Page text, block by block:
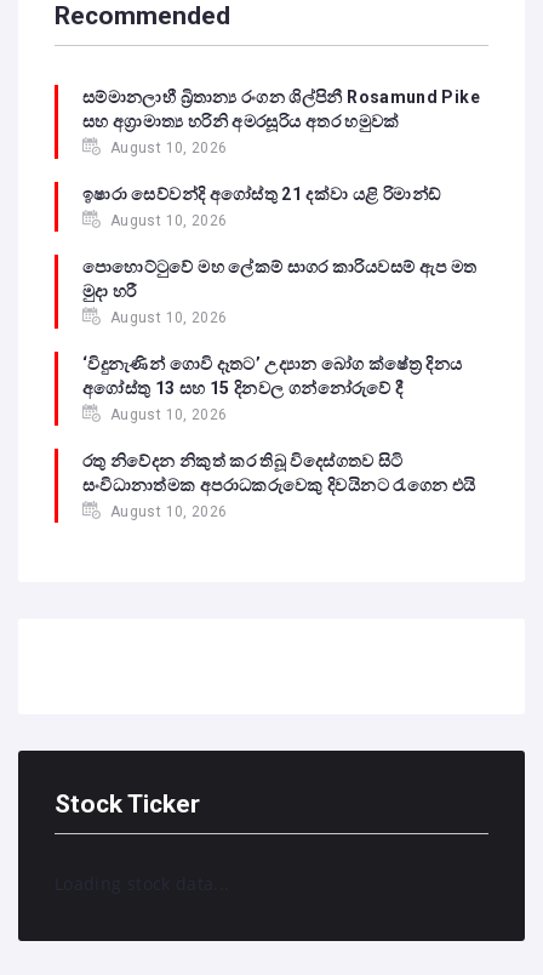
Recommended
සම්මානලාභී බ්‍රිතාන්‍ය රංගන ශිල්පිනී Rosamund Pike
සහ අග්‍රාමාත්‍ය හරිනි අමරසූරිය අතර හමුවක්
August 10, 2026
ඉෂාරා සෙව්වන්දි අගෝස්තු 21 දක්වා යළි රිමාන්ඩ්
August 10, 2026
පොහොට්ටුවේ මහ ලේකම් සාගර කාරියවසම් ඇප මත
මුදා හරී
August 10, 2026
‘විදුනැණින් ගොවි දෑතට’ උද්‍යාන බෝග ක්ෂේත්‍ර දිනය
අගෝස්තු 13 සහ 15 දිනවල ගන්නෝරුවේ දී
August 10, 2026
රතු නිවේදන නිකුත් කර තිබූ විදෙස්ගතව සිටි
සංවිධානාත්මක අපරාධකරුවෙකු දිවයිනට රැගෙන එයි
August 10, 2026
Stock Ticker
Loading stock data...